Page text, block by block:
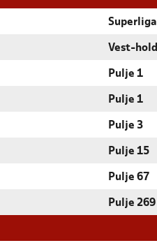
Superliga
Vest-hold
Pulje 1
Pulje 1
Pulje 3
Pulje 15
Pulje 67
Pulje 269